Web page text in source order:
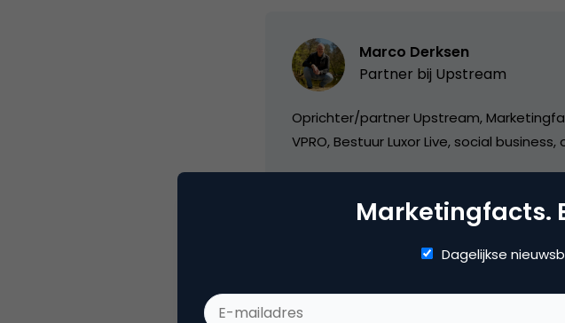
Marco Derksen
Partner bij Upstream
Oprichter/partner Upstream,
VPRO, Bestuur Luxor Live, social
Marketingfacts.
Dagelijkse